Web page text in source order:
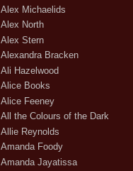
Alex Michaelids
Alex North
Alex Stern
Alexandra Bracken
Ali Hazelwood
Alice Books
Alice Feeney
All the Colours of the Dark
Allie Reynolds
Amanda Foody
Amanda Jayatissa